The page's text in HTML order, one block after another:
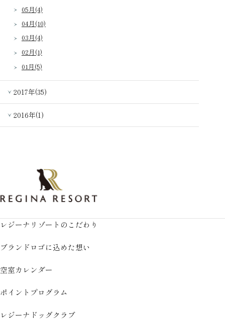
05月(4)
04月(10)
03月(4)
02月(1)
01月(5)
2017年(35)
2016年(1)
レジーナリゾートのこだわり
ブランドロゴに込めた想い
空室カレンダー
ポイントプログラム
レジーナドッグクラブ